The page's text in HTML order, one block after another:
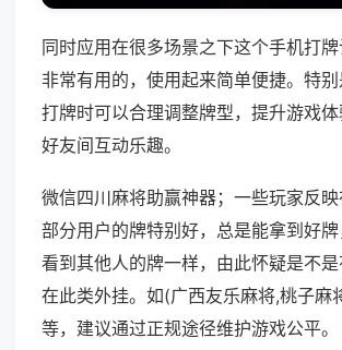
同时应用在很多场景之下这个手机打
非常有用的，使用起来简单便捷。特
打牌时可以合理调整牌型，提升游戏
好友间互动乐趣。
微信四川麻将助赢神器；一些玩家反映
部分用户的牌特别好，总是能拿到好
看到其他人的牌一样，由此怀疑是不
在此类外挂。如(广西友乐麻将,桃子麻
等，建议通过正规途径维护游戏公平。